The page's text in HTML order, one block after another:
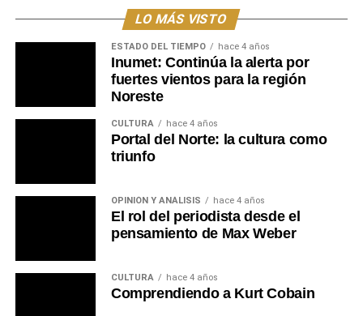
LO MÁS VISTO
ESTADO DEL TIEMPO hace 4 años
Inumet: Continúa la alerta por
fuertes vientos para la región
Noreste
CULTURA hace 4 años
Portal del Norte: la cultura como
triunfo
OPINIÓN Y ANÁLISIS hace 4 años
El rol del periodista desde el
pensamiento de Max Weber
CULTURA hace 4 años
Comprendiendo a Kurt Cobain